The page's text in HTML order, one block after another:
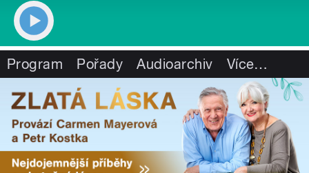
Program Pořady Audioarchiv Více…